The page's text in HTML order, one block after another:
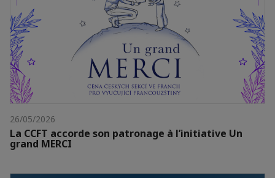
26/05/2026
La CCFT accorde son patronage à l’initiative Un
grand MERCI